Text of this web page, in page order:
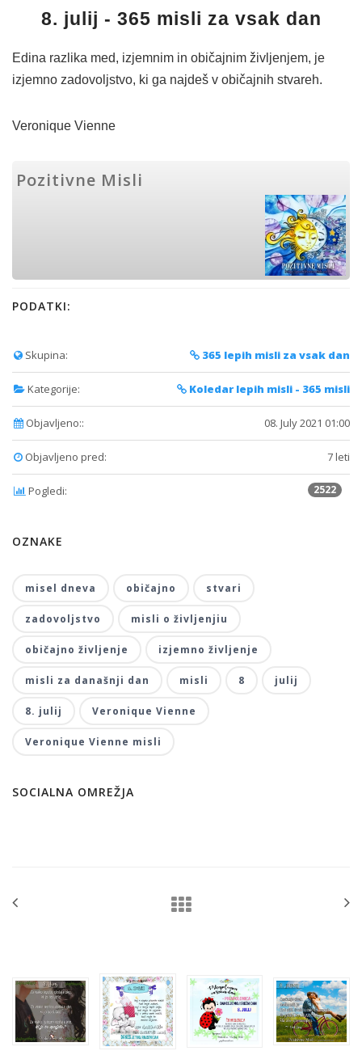
8. julij - 365 misli za vsak dan
Edina razlika med, izjemnim in običajnim življenjem, je
izjemno zadovoljstvo, ki ga najdeš v običajnih stvareh.
Veronique Vienne
Pozitivne Misli
PODATKI:
Skupina: 365 lepih misli za vsak dan
Kategorije: Koledar lepih misli - 365 misli
Objavljeno:: 08. July 2021 01:00
Objavljeno pred: 7 leti
Pogledi: 2522
OZNAKE
misel dneva običajno stvari
zadovoljstvo misli o življenjiu
običajno življenje izjemno življenje
misli za današnji dan misli 8 julij
8. julij Veronique Vienne
Veronique Vienne misli
SOCIALNA OMREŽJA